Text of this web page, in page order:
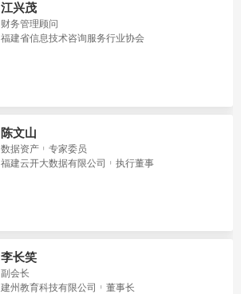
江兴茂
财务管理顾问
福建省信息技术咨询服务行业协会
陈文山
数据资产
专家委员
福建云开大数据有限公司
执行董事
李长笑
副会长
建州教育科技有限公司
董事长